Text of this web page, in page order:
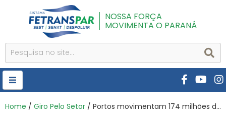
NOSSA FORÇA
MOVIMENTA O PARANÁ
HOME
Home / Giro Pelo Setor / Portos movimentam 174 milhões de toneladas até fevereiro, queda de 3,07%